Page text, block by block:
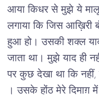
आया किधर से मुझे ये
लगाया कि जिस
हुआ हो। उसकी शक्ल याद
जाता था। मुझे याद ही
पर कुछ देखा था कि नहीं,
। उसके होंठ मेरे